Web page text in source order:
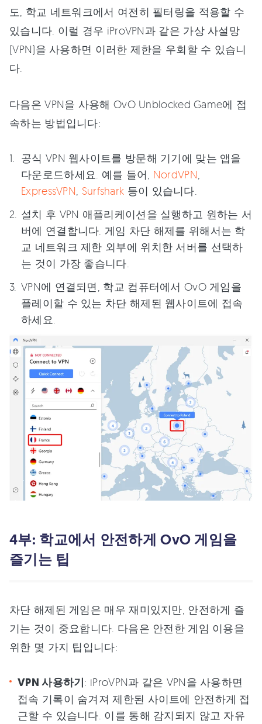
도, 학교 네트워크에서 여전히 필터링을 적용할 수
있습니다. 이럴 경우 iProVPN과 같은 가상 사설망
(VPN)을 사용하면 이러한 제한을 우회할 수 있습니
다.
다음은 VPN을 사용해 OvO Unblocked Game에 접
속하는 방법입니다:
공식 VPN 웹사이트를 방문해 기기에 맞는 앱을
다운로드하세요. 예를 들어, NordVPN
ExpressVPN Surfshark 등이 있습니다.
설치 후 VPN 애플리케이션을 실행하고 원하는 서
버에 연결합니다. 게임 차단 해제를 위해서는 학
교 네트워크 제한 외부에 위치한 서버를 선택하
는 것이 가장 좋습니다.
VPN에 연결되면, 학교 컴퓨터에서 OvO 게임을
플레이할 수 있는 차단 해제된 웹사이트에 접속
하세요.
4부: 학교에서 안전하게 OvO 게임을
즐기는 팁
차단 해제된 게임은 매우 재미있지만, 안전하게 즐
기는 것이 중요합니다. 다음은 안전한 게임 이용을
위한 몇 가지 팁입니다:
VPN 사용하기: iProVPN과 같은 VPN을 사용하면
접속 기록이 숨겨져 제한된 사이트에 안전하게 접
근할 수 있습니다. 이를 통해 감지되지 않고 자유